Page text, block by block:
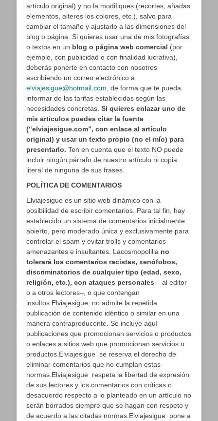
artículo original) y no la modifiques (recortes, añadas
elementos, alteres los colores, etc.), salvo para
cambiar el tamaño y ajustarlo a las dimensiones del
blog o página. Si quieres usar una de mis fotografías
o textos en un blog o página web comercial (por
ejemplo, con publicidad o con finalidad lucrativa),
deberás ponerte en contacto con nosotros
escribiendo un correo electrónico a
elviajesigue@hotmail.com , de forma que te pueda
informar de las tarifas establecidas según las
necesidades concretas. Si quieres enlazar uno de
mis artículos puedes citar la fuente
(“elviajesigue.com”, con enlace al artículo
original) y usar un texto propio (no el mío) para
presentarlo. Ten en cuenta que el texto NO puede
incluir ningún párrafo de nuestro artículo ni copia
literal de ninguna de sus frases.
POLÍTICA DE COMENTARIOS
Elviajesigue es un sitio web dinámico con la
posibilidad de escribir comentarios. Para tal fin, hay
establecido un sistema de comentarios inicialmente
abierto, pero moderado única y exclusivamente para
controlar el spam y evitar trolls y comentarios
amenazantes e insultantes. Lacosmopolilla no
tolerará los comentarios racistas, xenófobos,
discriminatorios de cualquier tipo (edad, sexo,
religión, etc.), con ataques personales – al editor
o a otros lectores–, o que contengan
insultos.Elviajesigue no admite la repetida
publicación de contenido idéntico o similar en una
manera contraproducente. Se incluye aquí
publicaciones que promocionan servicios o productos
o enlaces a sitios web que promocionan servicios o
productos.Elviajesigue se reserva el derecho de
eliminar comentarios que no cumplan estas
normas.Elviajesigue respeta la libertad de expresión
de sus lectores y los comentarios con críticas o
desacuerdo respecto a lo planteado en un artículo no
serán borrados siempre que se hagan con respeto y
de acuerdo a las citadas normas.Elviajesigue pone a